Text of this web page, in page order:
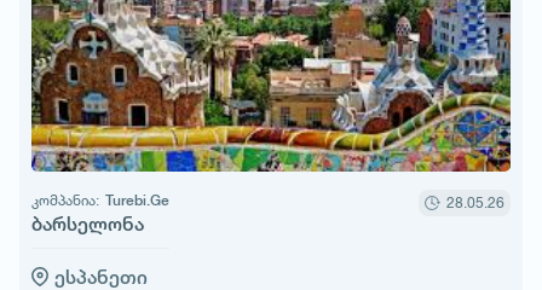
კომპანია: Turebi.Ge
ბარსელონა
28.05.26
ესპანეთი